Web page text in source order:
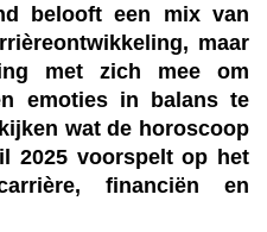
belooft een mix van
maar
met zich mee om
emoties in balans te
wat de horoscoop
2025 voorspelt op het
financiën en